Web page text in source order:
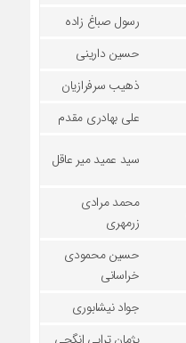
رسول صباغ زاده
حسین دارینی
ذهیب سرفرازیان
علی بهادری مقدم
سید عمید میر عاقل
محمد مرادی
زرمهری
حسین محمودی
خراسانی
جواد نیشابوری